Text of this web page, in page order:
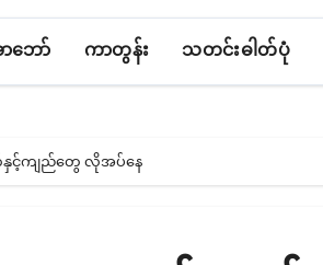
ဘော် ကာတွန်း သတင်းဓါတ်ပုံ
င့်ကျည်တွေ လိုအပ်နေ